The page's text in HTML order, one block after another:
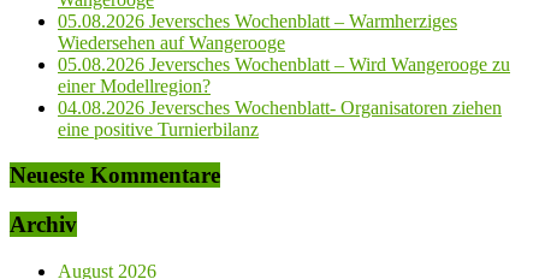
05.08.2026 Jeversches Wochenblatt – Warmherziges
Wiedersehen auf Wangerooge
05.08.2026 Jeversches Wochenblatt – Wird Wangerooge zu
einer Modellregion?
04.08.2026 Jeversches Wochenblatt- Organisatoren ziehen
eine positive Turnierbilanz
Neueste Kommentare
Archiv
August 2026